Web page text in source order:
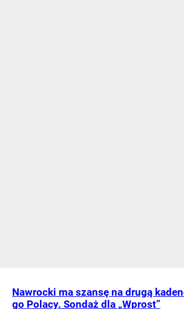
Nawrocki ma szansę na drugą
go Polacy. Sondaż dla „Wprost”